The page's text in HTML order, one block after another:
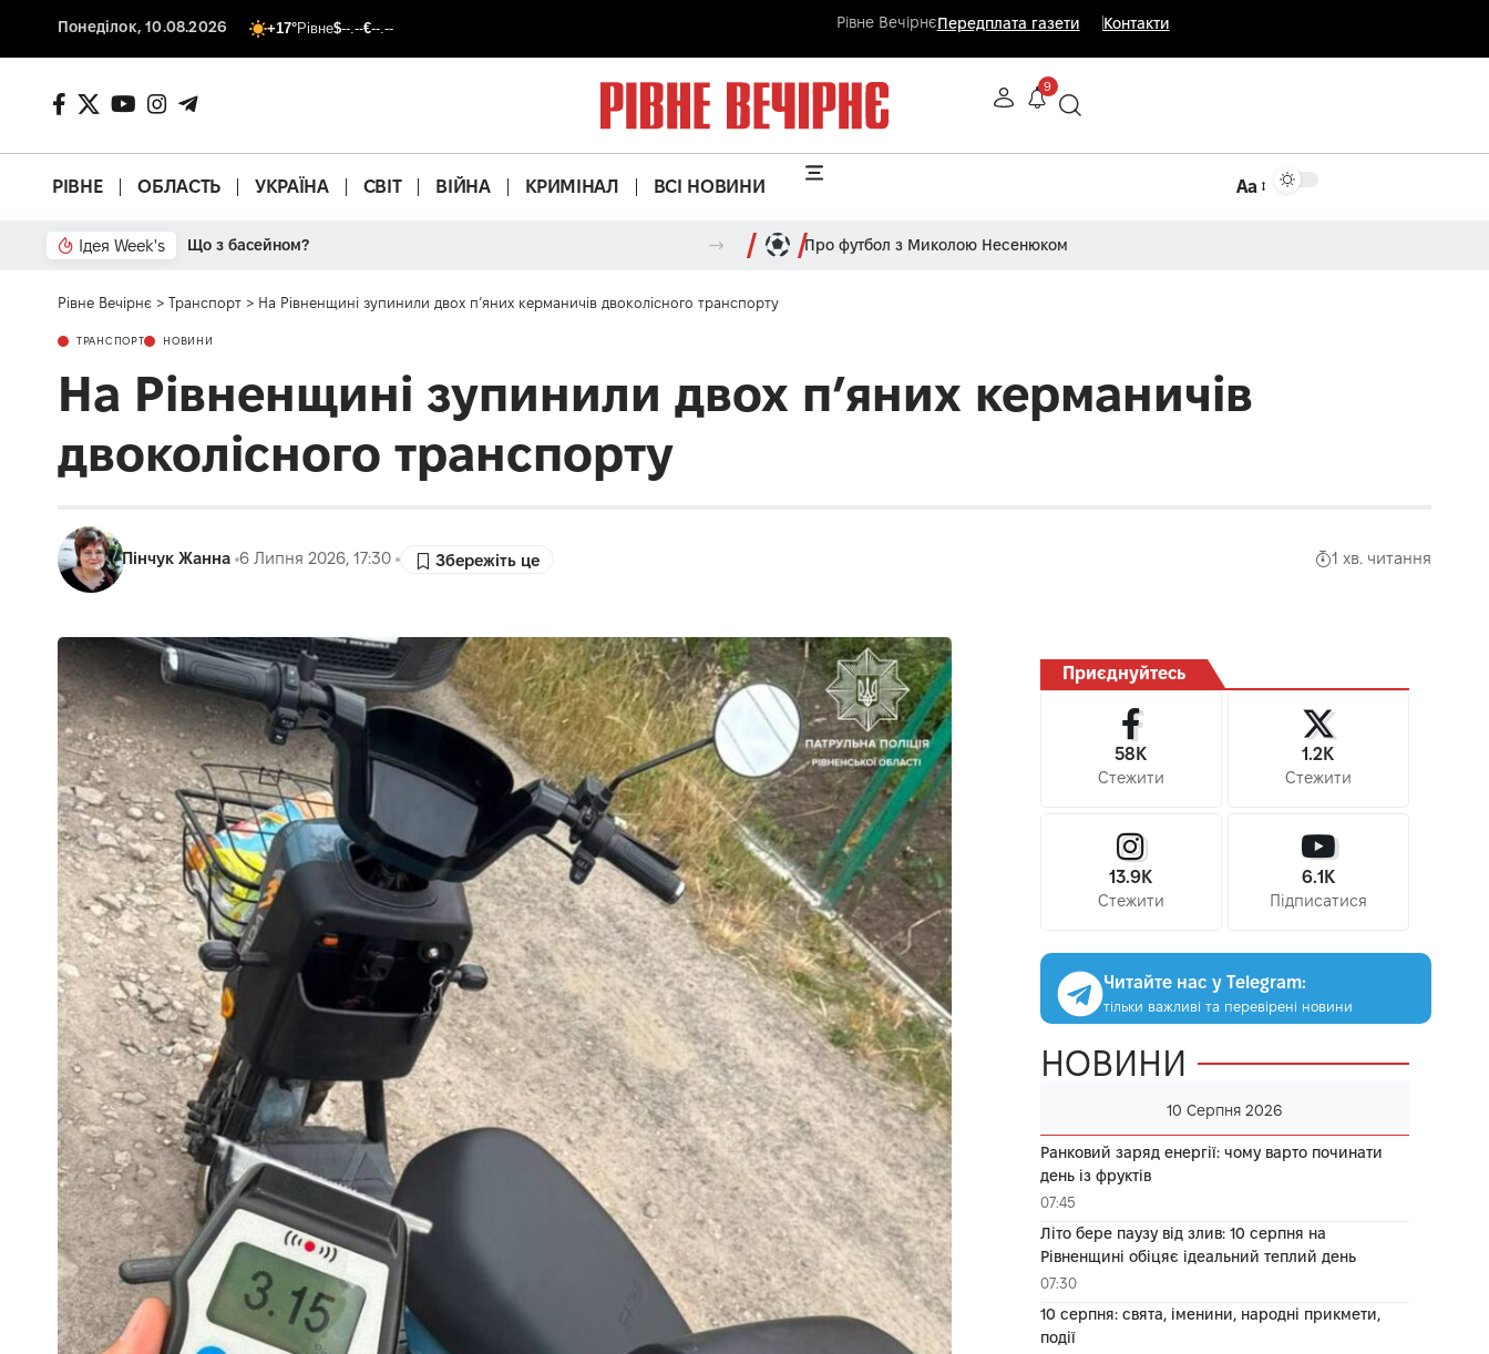
Понеділок, 10.08.2026 +17°Рівне$--.--€--.-- Рівне ВечірнєПередплата газети Контакти
9
РІВНЕ ОБЛАСТЬ УКРАЇНА СВІТ ВІЙНА КРИМІНАЛ ВСІ НОВИНИ Аа
Ідея Week's Що з басейном? Про футбол з Миколою Несенюком
Рівне Вечірнє > Транспорт > На Рівненщині зупинили двох п’яних керманичів двоколісного транспорту
ТРАНСПОРТ НОВИНИ
На Рівненщині зупинили двох п’яних керманичів
двоколісного транспорту
Пінчук Жанна 6 Липня 2026, 17:30 1 хв. читання
Приєднуйтесь
58K
Стежити
1.2K
Стежити
13.9K
Стежити
6.1K
Підписатися
Читайте нас у Telegram:
тільки важливі та перевірені новини
НОВИНИ
10 Серпня 2026
Ранковий заряд енергії: чому варто починати
день із фруктів
07:45
Літо бере паузу від злив: 10 серпня на
Рівненщині обіцяє ідеальний теплий день
07:30
10 серпня: свята, іменини, народні прикмети,
події